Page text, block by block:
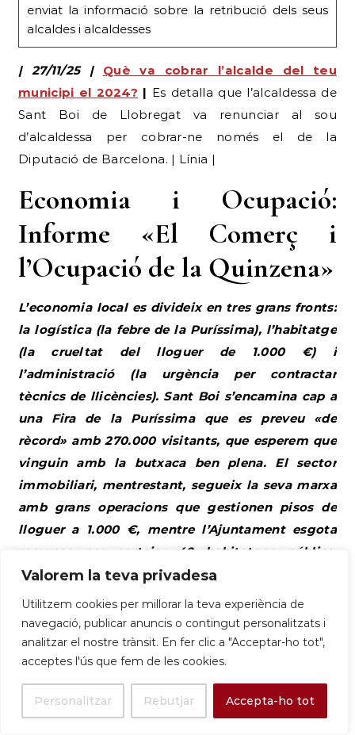
Valorem la teva privadesa
Utilitzem cookies per millorar la teva experiència de
navegació, publicar anuncis o contingut personalitzats i
analitzar el nostre trànsit. En fer clic a "Acceptar-ho tot",
acceptes l'ús que fem de les cookies.
Personalitzar Rebutjar Accepta-ho tot
enviat la informació sobre la retribució dels seus
alcaldes i alcaldesses
| 27/11/25 |
Què va cobrar l’alcalde del teu
municipi el 2024? | Es detalla que l’alcaldessa de
Sant Boi de Llobregat va renunciar al sou
d’alcaldessa per cobrar-ne només el de la
Diputació de Barcelona. | Línia |
Economia i Ocupació:
Informe «El Comerç i
l’Ocupació de la Quinzena»
L’economia local es divideix en tres grans fronts:
la logística (la febre de la Puríssima), l’habitatge
(la crueltat del lloguer de 1.000 €) i
l’administració (la urgència per contractar
tècnics de llicències). Sant Boi s’encamina cap a
una Fira de la Puríssima que es preveu «de
rècord» amb 270.000 visitants, que esperem que
vinguin amb la butxaca ben plena. El sector
immobiliari, mentrestant, segueix la seva marxa
amb grans operacions que gestionen pisos de
lloguer a 1.000 €, mentre l’Ajuntament esgota
recursos per sortejar 40 habitatges públics,
intentant posar un pegat de 500 € a un forat de
logística i la sanitat, confirmant que, per Sant
Boi, sempre hi haurà feina si saps preparar
comandes o cuidar de l’àvia.
Informe Tècnic: El Comerç i